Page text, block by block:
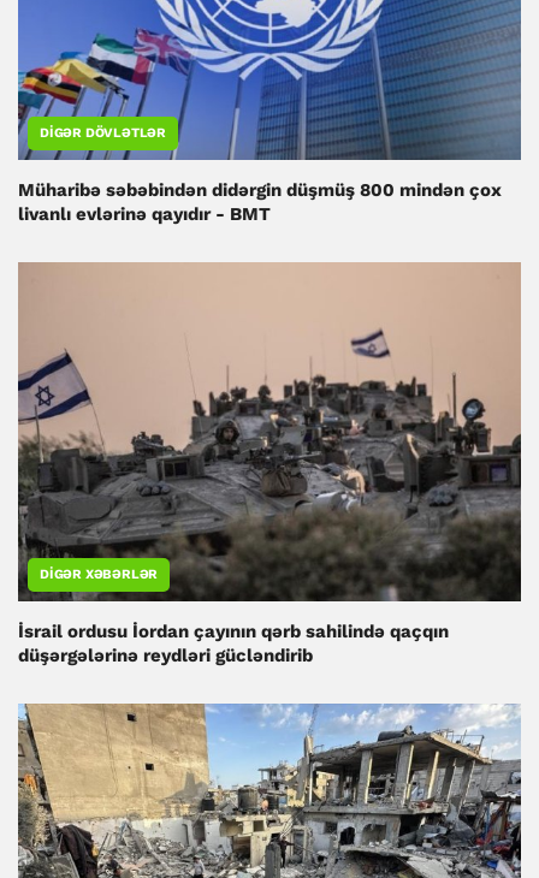
DIGƏR DÖVLƏTLƏR
Müharibə səbəbindən didərgin düşmüş 800 mindən çox
livanlı evlərinə qayıdır - BMT
DIGƏR XƏBƏRLƏR
İsrail ordusu İordan çayının qərb sahilində qaçqın
düşərgələrinə reydləri gücləndirib